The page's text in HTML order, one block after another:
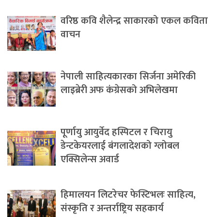
वरिष्ठ कवि शैलेन्द्र साकारको एकल कविता
वाचन
नेपाली साहित्यकारका सिर्जना अमेरिकी
लाइब्रेरी अफ कंग्रेसको अभिलेखमा
पूर्णायु आयुर्वेद हस्पिटल र चिरायु
डेन्टकेयरलाई बंगलादेशको ग्लोबल
एक्सिलेन्स अवार्ड
हिमालयन लिटरेचर फेस्टिभलः साहित्य,
संस्कृति र अन्तर्राष्ट्रिय सहकार्य